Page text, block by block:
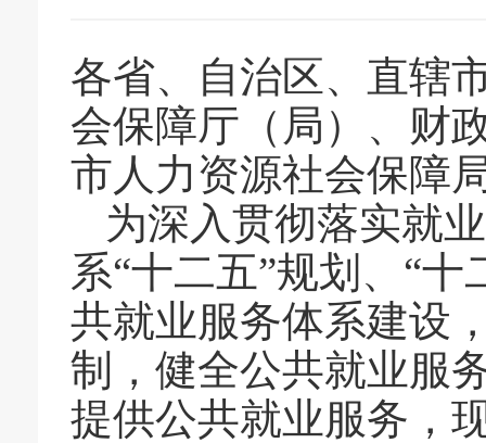
各省、自治区、直辖
会保障厅（局）、财
市人力资源社会保障
为深入贯彻落实就
系“十二五”规划、“
共就业服务体系建设
制，健全公共就业服
提供公共就业服务，